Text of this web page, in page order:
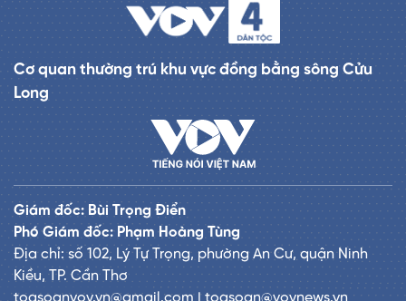
Cơ quan thường trú khu vực đồng bằng sông Cửu
Long
Giám đốc: Bùi Trọng Điển
Phó Giám đốc: Phạm Hoàng Tùng
Địa chỉ: số 102, Lý Tự Trọng, phường An Cư, quận Ninh
Kiều, TP. Cần Thơ